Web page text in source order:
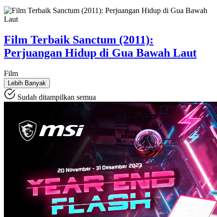
Film Terbaik Sanctum (2011):
Perjuangan Hidup di Gua Bawah Laut
Film
Lebih Banyak
Sudah ditampilkan semua